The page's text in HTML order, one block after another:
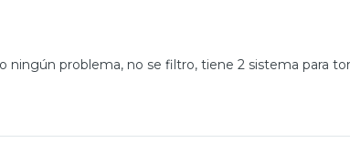
ningún problema, no se filtro, tiene 2 sistema para